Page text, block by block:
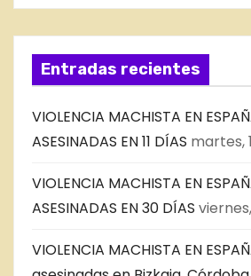
Entradas recientes
VIOLENCIA MACHISTA EN
ASESINADAS EN 11 DÍAS martes,
VIOLENCIA MACHISTA EN
ASESINADAS EN 30 DÍAS
VIOLENCIA MACHISTA EN